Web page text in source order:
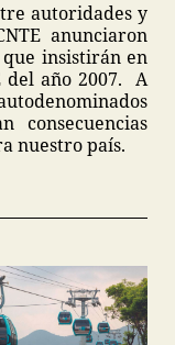
autoridades y
anunciaron
insistirán en
del año 2007. A
consecuencias
nuestro país.